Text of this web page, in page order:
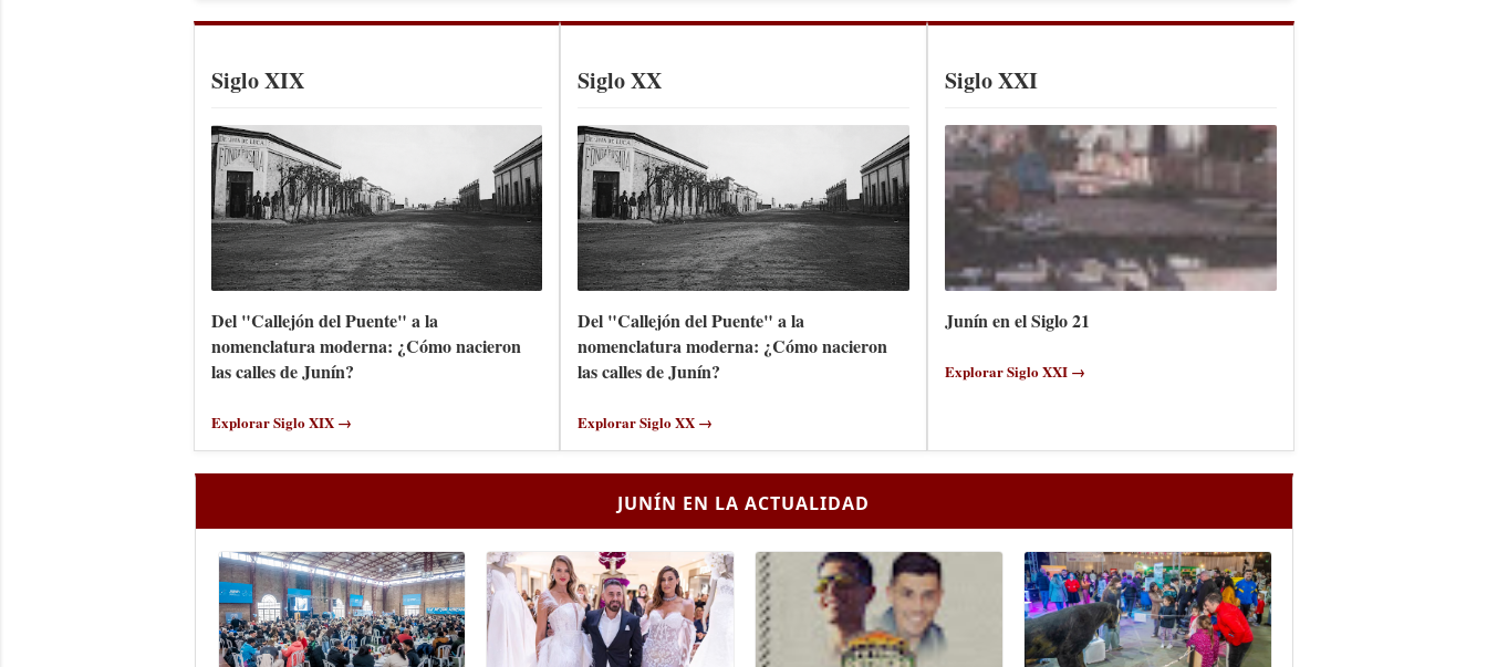
Siglo XIX
Del "Callejón del Puente" a la
nomenclatura moderna: ¿Cómo nacieron
las calles de Junín?
Explorar Siglo XIX →
Siglo XX
Del "Callejón del Puente" a la
nomenclatura moderna: ¿Cómo nacieron
las calles de Junín?
Explorar Siglo XX →
Siglo XXI
Junín en el Siglo 21
Explorar Siglo XXI →
JUNÍN EN LA ACTUALIDAD